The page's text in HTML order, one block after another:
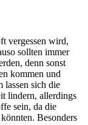
vergessen wird,
sollten immer
denn sonst
kommen und
lassen sich die
lindern, allerdings
sein, da die
Besonders